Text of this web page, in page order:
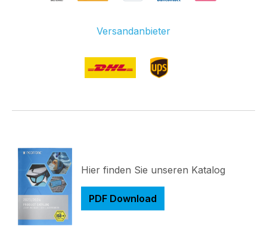
Versandanbieter
Hier finden Sie unseren Katalog
PDF Download